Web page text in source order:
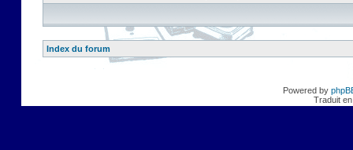
Index du forum
Powered by
Traduit